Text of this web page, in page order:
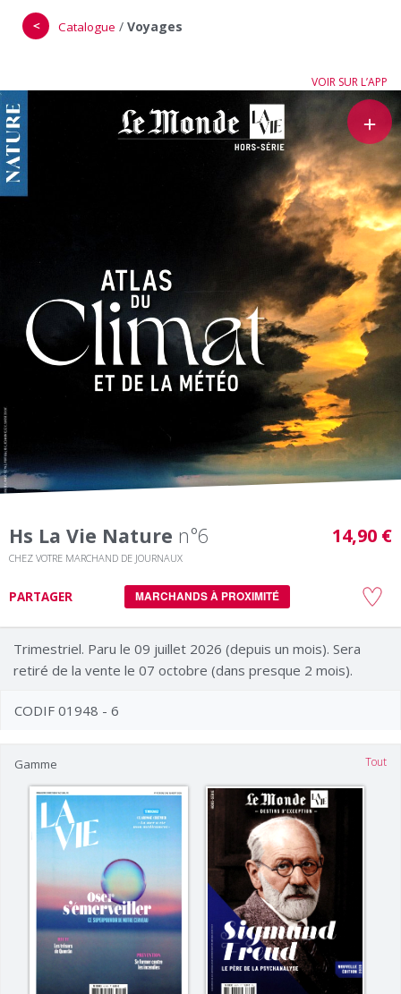
＜ Catalogue / Voyages
VOIR SUR L’APP
＋
Hs La Vie Nature n°6
CHEZ VOTRE MARCHAND DE JOURNAUX
14,90 €
PARTAGER MARCHANDS À PROXIMITÉ
Trimestriel. Paru le 09 juillet 2026 (depuis un mois). Sera
retiré de la vente le 07 octobre (dans presque 2 mois).
CODIF 01948 - 6
Gamme Tout